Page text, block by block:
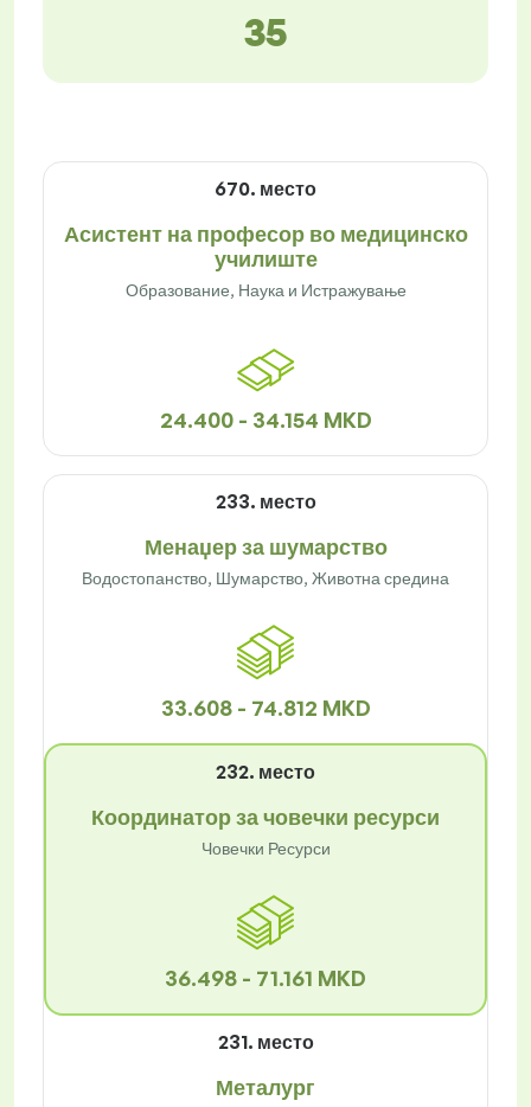
35
670. место
Асистент на професор во медицинско
училиште
Образование, Наука и Истражување
24.400 - 34.154 MKD
233. место
Менаџер за шумарство
Водостопанство, Шумарство, Животна средина
33.608 - 74.812 MKD
232. место
Координатор за човечки ресурси
Човечки Ресурси
36.498 - 71.161 MKD
231. место
Металург